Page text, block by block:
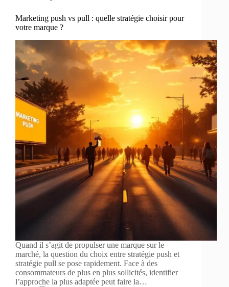
Marketing push vs pull : quelle stratégie choisir pour
votre marque ?
Quand il s’agit de propulser une marque sur le
marché, la question du choix entre stratégie push et
stratégie pull se pose rapidement. Face à des
consommateurs de plus en plus sollicités, identifier
l’approche la plus adaptée peut faire la…